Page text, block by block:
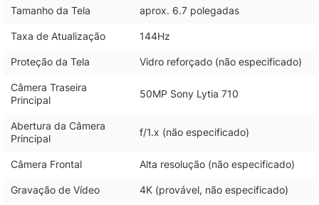
Tamanho da Tela aprox. 6.7 polegadas
Taxa de Atualização 144Hz
Proteção da Tela Vidro reforçado (não especificado)
Câmera Traseira
Principal
50MP Sony Lytia 710
Abertura da Câmera
Principal
f/1.x (não especificado)
Câmera Frontal Alta resolução (não especificado)
Gravação de Vídeo 4K (provável, não especificado)